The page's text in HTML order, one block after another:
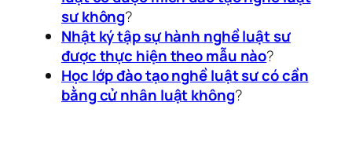
sư không?
Nhật ký tập sự hành nghề luật sư
được thực hiện theo mẫu nào?
Học lớp đào tạo nghề luật sư có cần
bằng cử nhân luật không?